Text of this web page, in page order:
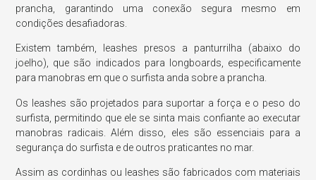
prancha, garantindo uma conexão segura mesmo em
condições desafiadoras.
Existem também, leashes presos a panturrilha (abaixo do
joelho), que são indicados para longboards, especificamente
para manobras em que o surfista anda sobre a prancha.
Os leashes são projetados para suportar a força e o peso do
surfista, permitindo que ele se sinta mais confiante ao executar
manobras radicais. Além disso, eles são essenciais para a
segurança do surfista e de outros praticantes no mar.
Assim as cordinhas ou leashes são fabricados com materiais